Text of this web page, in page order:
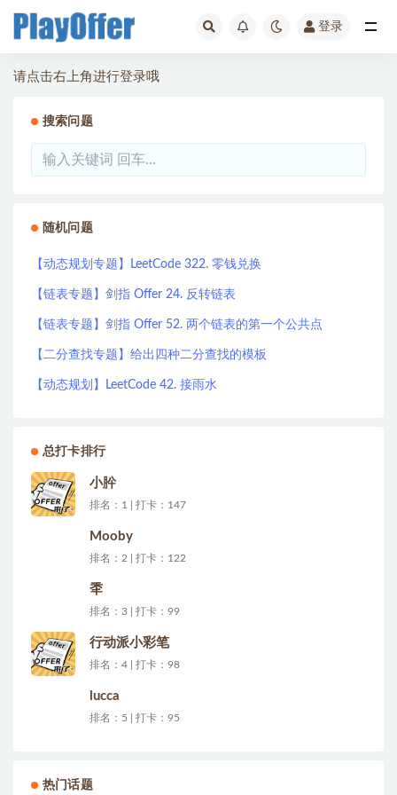
登录
请点击右上角进行登录哦
搜索问题
随机问题
【动态规划专题】LeetCode 322. 零钱兑换
【链表专题】剑指 Offer 24. 反转链表
【链表专题】剑指 Offer 52. 两个链表的第一个公共点
【二分查找专题】给出四种二分查找的模板
【动态规划】LeetCode 42. 接雨水
总打卡排行
小肸
排名：1 | 打卡：147
Mooby
排名：2 | 打卡：122
秊
排名：3 | 打卡：99
行动派小彩笔
排名：4 | 打卡：98
lucca
排名：5 | 打卡：95
热门话题